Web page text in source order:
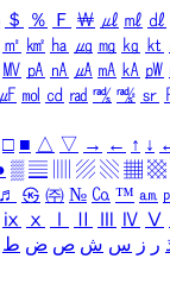
＄ ％ Ｆ ￦ ㎕ ㎖ ㎗
㎡ ㎢ ㏊ ㎍ ㎎ ㎏ ㏏
㎹ ㎀ ㎁ ㎂ ㎃ ㎄ ㎺
㎌ ㏖ ㏅ ㎭ ㎮ ㎯ ㏛
□ ■ △ ▽ → ← ↑ ↓
◑ ▒ ▤ ▨ ▧ ▦ ▩
♬ ㉿ ㈜ № ㏇ ™ ㏂
ⅸ ⅹ Ⅳ Ⅴ
ر ز س ش ص ض ط